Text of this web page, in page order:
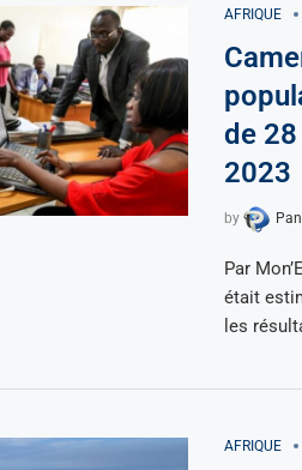
AFRIQUE
de
2023
by
Par
était
les
AFRIQUE